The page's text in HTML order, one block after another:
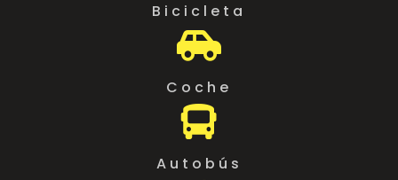
Bicicleta

Coche

Autobús